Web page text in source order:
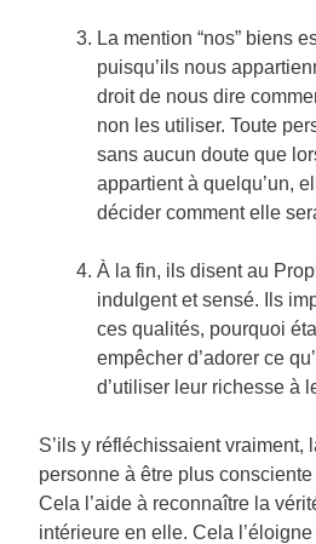
La mention “nos” biens
puisqu’ils nous
droit de nous dire
non les utiliser. Toute
sans aucun doute que
appartient à quelqu’un,
décider comment elle
À la fin, ils disent au
indulgent et sensé. Ils
ces qualités, pourquoi
empêcher d’adorer ce
d’utiliser leur richesse à
S’ils y réfléchissaient vraiment,
personne à être plus
Cela l’aide à reconnaître la
intérieure en elle. Cela